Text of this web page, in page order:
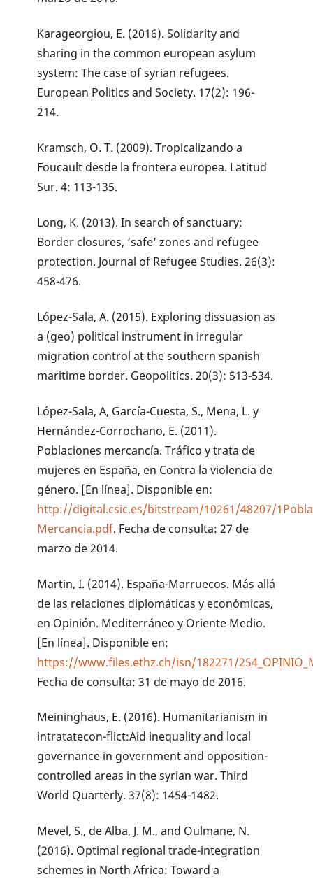
Karageorgiou, E. (2016). Solidarity and
sharing in the common european asylum
system: The case of syrian refugees.
European Politics and Society. 17(2): 196-
214.
Kramsch, O. T. (2009). Tropicalizando a
Foucault desde la frontera europea. Latitud
Sur. 4: 113-135.
Long, K. (2013). In search of sanctuary:
Border closures, ‘safe’ zones and refugee
protection. Journal of Refugee Studies. 26(3):
458-476.
López-Sala, A. (2015). Exploring dissuasion as
a (geo) political instrument in irregular
migration control at the southern spanish
maritime border. Geopolitics. 20(3): 513-534.
López-Sala, A, García-Cuesta, S., Mena, L. y
Hernández-Corrochano, E. (2011).
Poblaciones mercancía. Tráfico y trata de
mujeres en España, en Contra la violencia de
género. [En línea]. Disponible en:
http://digital.csic.es/bitstream/10261/48207/
Mercancia.pdf. Fecha de consulta: 27 de
marzo de 2014.
Martin, I. (2014). España-Marruecos. Más allá
de las relaciones diplomáticas y económicas,
en Opinión. Mediterráneo y Oriente Medio.
[En línea]. Disponible en:
https://www.files.ethz.ch/isn/182271/
Fecha de consulta: 31 de mayo de 2016.
Meininghaus, E. (2016). Humanitarianism in
intratatecon-flict:Aid inequality and local
governance in government and opposition-
controlled areas in the syrian war. Third
World Quarterly. 37(8): 1454-1482.
Mevel, S., de Alba, J. M., and Oulmane, N.
(2016). Optimal regional trade-integration
schemes in North Africa: Toward a